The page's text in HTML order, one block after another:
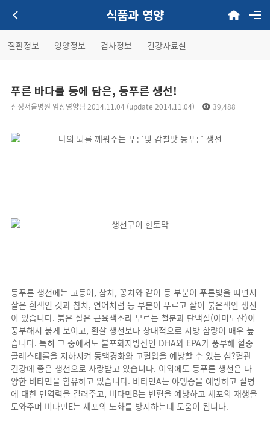
식품과 영양
질환정보 영양정보 검사정보 건강자료실
푸른 바다를 등에 담은, 등푸른 생선!
삼성서울병원 임상영양팀 2014.11.04 (update 2014.11.04) 39,488
등푸른 생선에는 고등어, 삼치, 꽁치와 같이 등 부분이 푸른빛을 띠면서
살은 흰색인 것과 참치, 연어처럼 등 부분이 푸르고 살이 붉은색인 생선
이 있습니다. 붉은 살은 근육색소라 부르는 철분과 단백질(아미노산)이
풍부해서 붉게 보이고, 흰살 생선보다 상대적으로 지방 함량이 매우 높
습니다. 특히 그 중에서도 불포화지방산인 DHA와 EPA가 풍부해 혈중
콜레스테롤을 저하시켜 동맥경화와 고혈압을 예방할 수 있는 심?혈관
건강에 좋은 생선으로 사랑받고 있습니다. 이외에도 등푸른 생선은 다
양한 비타민을 함유하고 있습니다. 비타민A는 야맹증을 예방하고 질병
에 대한 면역력을 길러주고, 비타민B는 빈혈을 예방하고 세포의 재생을
도와주며 비타민E는 세포의 노화를 방지하는데 도움이 됩니다.